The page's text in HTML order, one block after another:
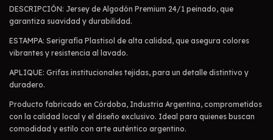
DESCRIPCIÓN: Jersey de Algodón Premium 24/1 peinado, que
garantiza suavidad y durabilidad.
ESTAMPA: Serigrafía Plastisol de alta calidad, que asegura colores
vibrantes y resistencia al lavado.
APLIQUE: Grifas institucionales tejidas, para un detalle distintivo y
duradero.
Producto fabricado en Córdoba, Industria Argentina, comprometidos
con la calidad local y el diseño exclusivo. Ideal para quienes buscan
comodidad y estilo con arte auténtico argentino.